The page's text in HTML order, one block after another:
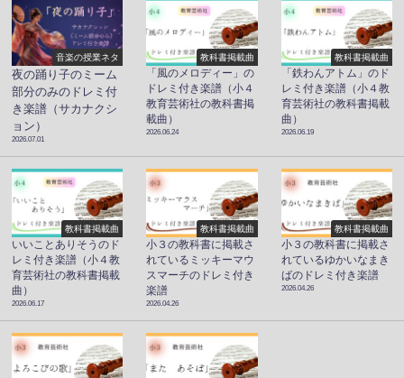
音楽の授業ネタ
夜の踊り子のミーム
部分のみのドレミ付
き楽譜（サカナクシ
ョン）
2026.07.01
教科書掲載曲
「風のメロディー」の
ドレミ付き楽譜（小４
教育芸術社の教科書掲
載曲）
2026.06.24
教科書掲載曲
「鉄わんアトム」のド
レミ付き楽譜（小４教
育芸術社の教科書掲載
曲）
2026.06.19
教科書掲載曲
いいことありそうのド
レミ付き楽譜（小４教
育芸術社の教科書掲載
曲）
2026.06.17
教科書掲載曲
小３の教科書に掲載さ
れているミッキーマウ
スマーチのドレミ付き
楽譜
2026.04.26
教科書掲載曲
小３の教科書に掲載さ
れているゆかいなまき
ばのドレミ付き楽譜
2026.04.26